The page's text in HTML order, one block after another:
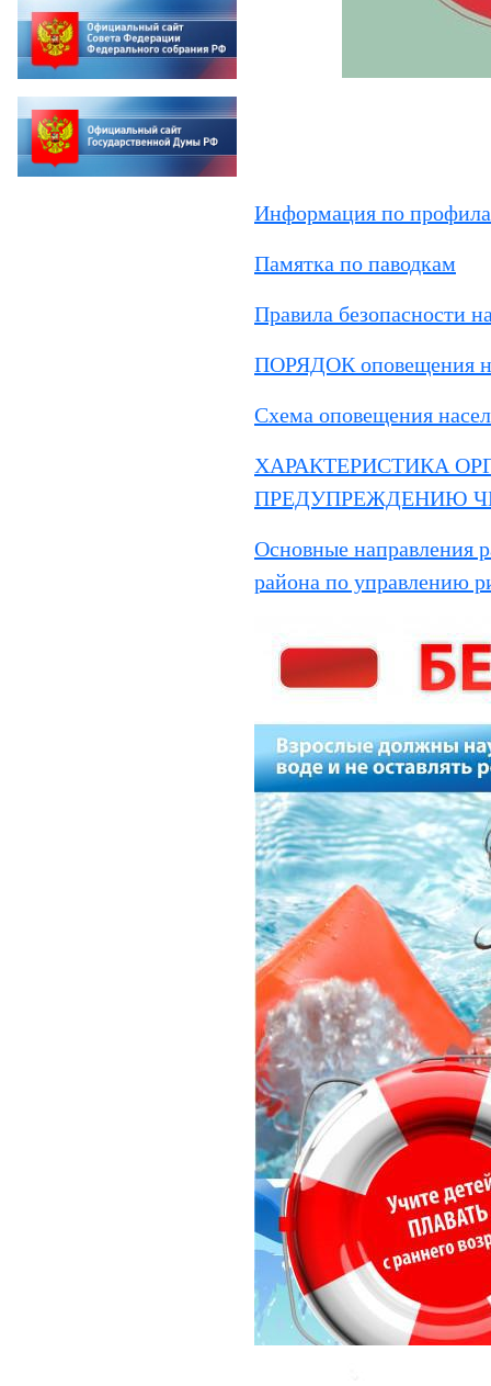
Информация по
Памятка по паводкам
Правила безопасности
ПОРЯДОК оповещения
Схема оповещения
ХАРАКТЕРИСТИКА
ПРЕДУПРЕЖДЕНИЮ
Основные направления
района по управлению